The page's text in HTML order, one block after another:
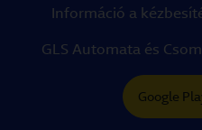
Információ a
GLS Automata és
Google